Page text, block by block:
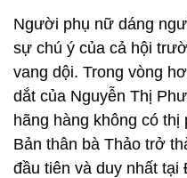
Người phụ nữ dáng
sự chú ý của cả hội
vang dội. Trong vòng
dắt của Nguyễn Thị
hãng hàng không có
Bản thân bà Thảo trở
đầu tiên và duy nhất tại